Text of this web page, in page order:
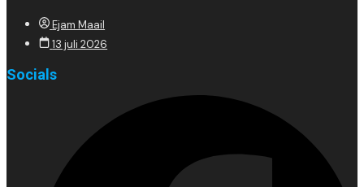
Ejam Maail
13 juli 2026
Socials